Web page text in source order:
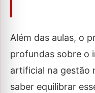
Além das aulas, o
profundas sobre o
artificial na gestão
saber equilibrar